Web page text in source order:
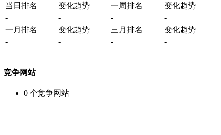
当日排名 变化趋势 一周排名
变化趋势
-
- -
-
一月排名
变化趋势 三月排名
变化趋势
-
- - -
竞争网站
0 个竞争网站